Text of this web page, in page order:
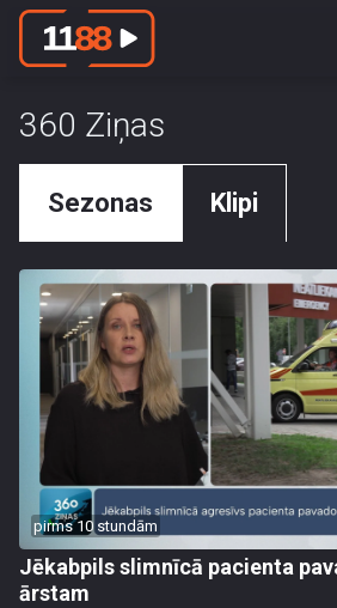
360 Ziņas
Sezonas Klipi
pirms 10 stundām
Jēkabpils slimnīcā pacienta
ārstam